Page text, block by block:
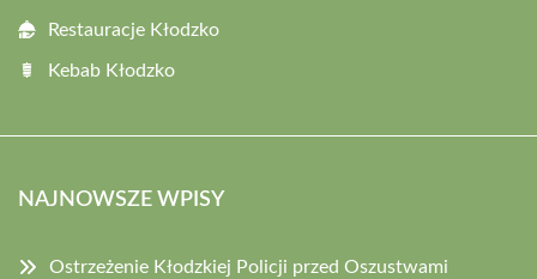
Restauracje Kłodzko
Kebab Kłodzko
NAJNOWSZE WPISY
Ostrzeżenie Kłodzkiej Policji przed Oszustwami